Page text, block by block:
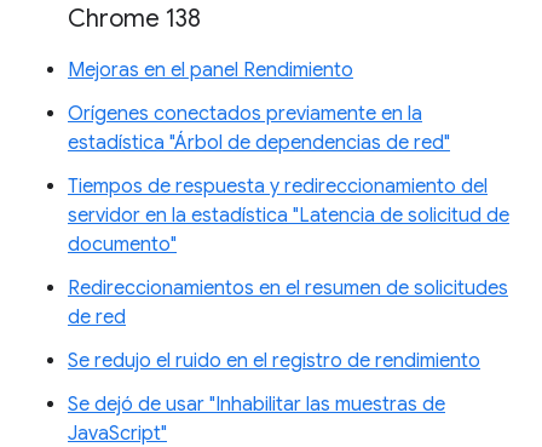
Chrome 138
Mejoras en el panel Rendimiento
Orígenes conectados previamente en la
estadística "Árbol de dependencias de red"
Tiempos de respuesta y redireccionamiento del
servidor en la estadística "Latencia de solicitud de
documento"
Redireccionamientos en el resumen de solicitudes
de red
Se redujo el ruido en el registro de rendimiento
Se dejó de usar "Inhabilitar las muestras de
JavaScript"